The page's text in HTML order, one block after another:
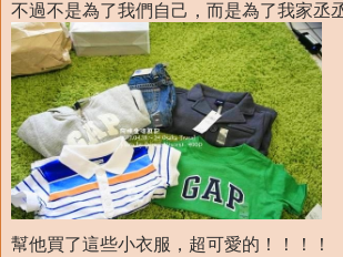
不過不是為了我們自己，而是為了我家丞
幫他買了這些小衣服，超可愛的！！！！